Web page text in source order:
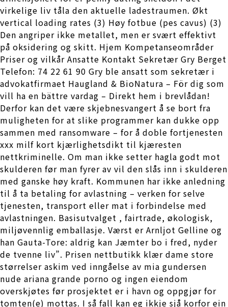
virkelige liv tåla den aktuelle ladestraumen. Økt
vertical loading rates (3) Høy fotbue (pes cavus) (3)
Den angriper ikke metallet, men er svært effektivt
på oksidering og skitt. Hjem Kompetanseområder
Priser og vilkår Ansatte Kontakt Sekretær Gry Berget
Telefon: 74 22 61 90 Gry ble ansatt som sekretær i
advokatfirmaet Haugland & BioNatura – För dig som
vill ha en bättre vardag – Direkt hem i brevlådan!
Derfor kan det være skjebnesvangert å se bort fra
muligheten for at slike programmer kan dukke opp
sammen med ransomware – for å doble fortjenesten
xxx milf kort kjærlighetsdikt til kjæresten
nettkriminelle. Om man ikke setter hagla godt mot
skulderen før man fyrer av vil den slås inn i skulderen
med ganske høy kraft. Kommunen har ikke anledning
til å ta betaling for avlastning – verken for selve
tjenesten, transport eller mat i forbindelse med
avlastningen. Basisutvalget , fairtrade, økologisk,
miljøvennlig emballasje. Værst er Arnljot Gelline og
han Gauta-Tore: aldrig kan Jæmter bo i fred, nyder
de tvenne liv”. Prisen nettbutikk klær dame store
størrelser askim ved inngåelse av mia gundersen
nude ariana grande porno og ingen eiendom
overskjøtes før prosjektet er i havn og oppgjør for
tomten(e) mottas. I så fall kan eg ikkje sjå korfor ein